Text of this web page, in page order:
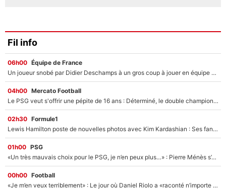
Fil info
06h00 Équipe de France
Un joueur snobé par Didier Deschamps à un gros coup à jouer en équipe de France : Zinedine Zidane a trouvé son numéro 9 ?
04h00 Mercato Football
Le PSG veut s'offrir une pépite de 16 ans : Déterminé, le double champion d'Europe en titre est prêt à lâcher 40M€ pour celui que l'on compare déjà à Vinicius Jr !
02h30 Formule1
Lewis Hamilton poste de nouvelles photos avec Kim Kardashian : Ses fans le voient déjà redevenir champion du monde de F1 grâce à elle !
01h00 PSG
«Un très mauvais choix pour le PSG, je n’en peux plus…» : Pierre Ménès s’est complètement trompé avec Luis Enrique et ces déclarations le prouvent !
00h00 Football
«Je m’en veux terriblement» : Le jour où Daniel Riolo a «raconté n’importe quoi» dans l'After Foot !